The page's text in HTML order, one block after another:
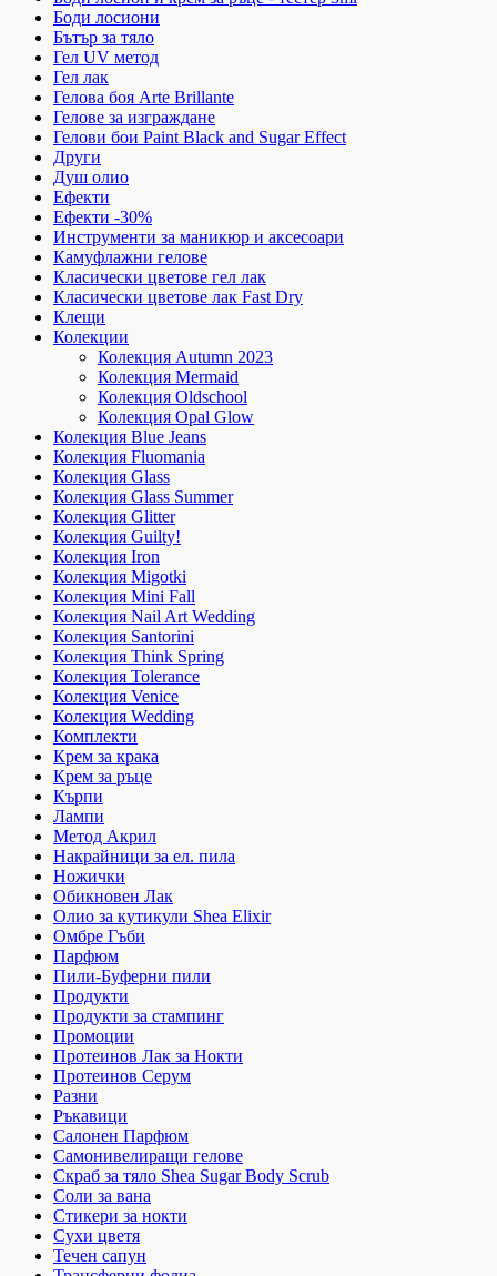
Боди лосиони
Бътър за тяло
Гел UV метод
Гел лак
Гелова боя Arte Brillante
Гелове за изграждане
Гелови бои Paint Black and Sugar Effect
Други
Душ олио
Ефекти
Ефекти -30%
Инструменти за маникюр и аксесоари
Камуфлажни гелове
Класически цветове гел лак
Класически цветове лак Fast Dry
Клещи
Колекции
Колекция Autumn 2023
Колекция Mermaid
Колекция Oldschool
Колекция Opal Glow
Колекция Blue Jeans
Колекция Fluomania
Колекция Glass
Колекция Glass Summer
Колекция Glitter
Колекция Guilty!
Колекция Iron
Колекция Migotki
Колекция Mini Fall
Колекция Nail Art Wedding
Колекция Santorini
Колекция Think Spring
Колекция Tolerance
Колекция Venice
Колекция Wedding
Комплекти
Крем за крака
Крем за ръце
Кърпи
Лампи
Метод Акрил
Накрайници за ел. пила
Ножички
Обикновен Лак
Олио за кутикули Shea Elixir
Омбре Гъби
Парфюм
Пили-Буферни пили
Продукти
Продукти за стампинг
Промоции
Протеинов Лак за Нокти
Протеинов Серум
Разни
Ръкавици
Салонен Парфюм
Самонивелиращи гелове
Скраб за тяло Shea Sugar Body Scrub
Соли за вана
Стикери за нокти
Сухи цветя
Течен сапун